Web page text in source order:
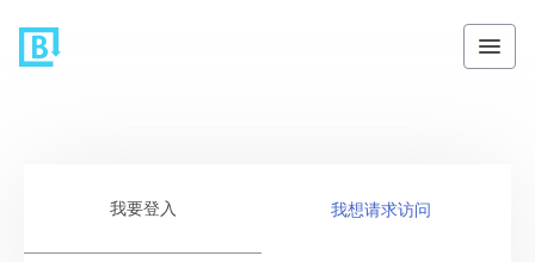
我要登入 我想请求访问